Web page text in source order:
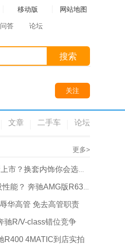
移动版 网站地图
问答 论坛
搜索
关注
文章 二手车 论坛
更多>
换套内饰你会选择它么？...
？ 奔驰AMG版R63了解下
华高管 免去高管职责
驰R/V-class错位竞争
R400 4MATIC到店实拍